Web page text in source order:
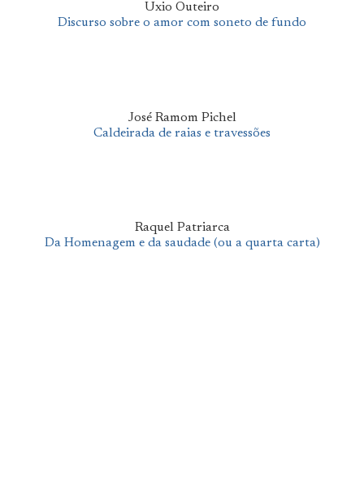
Uxio Outeiro
Discurso sobre o amor com soneto de fundo
José Ramom Pichel
Caldeirada de raias e travessões
Raquel Patriarca
Da Homenagem e da saudade (ou a quarta carta)